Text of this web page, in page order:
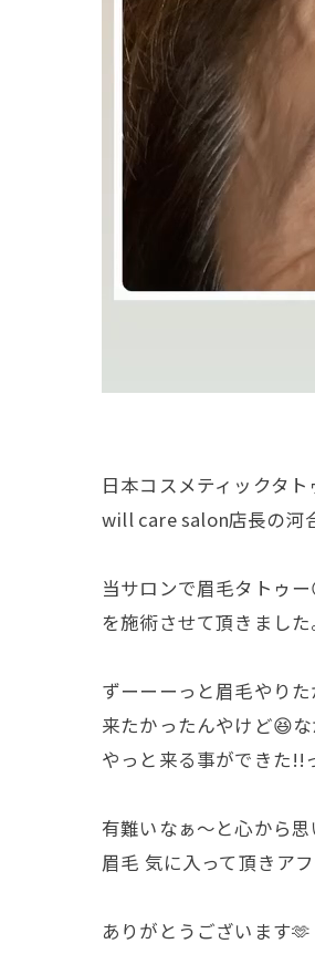
日本コスメティックタ
will care salon店長の河
当サロンで眉毛タトゥー
を施術させて頂きました
ずーーーっと眉毛やり
来たかったんやけど😆
やっと来る事ができた!!
有難いなぁ〜と心から
眉毛 気に入って頂きア
ありがとうございます🫶